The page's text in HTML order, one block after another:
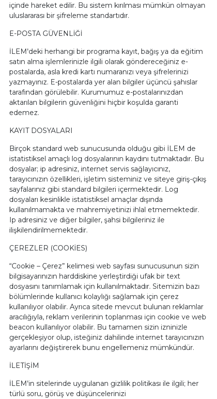
içinde hareket edilir. Bu sistem kırılması mümkün olmayan
uluslararası bir şifreleme standartıdır.
E-POSTA GÜVENLİĞİ
İLEM'deki herhangi bir programa kayıt, bağış ya da eğitim
satın alma işlemlerinizle ilgili olarak göndereceğiniz e-
postalarda, asla kredi kartı numaranızı veya şifrelerinizi
yazmayınız. E-postalarda yer alan bilgiler üçüncü şahıslar
tarafından görülebilir. Kurumumuz e-postalarınızdan
aktarılan bilgilerin güvenliğini hiçbir koşulda garanti
edemez.
KAYIT DOSYALARI
Birçok standard web sunucusunda olduğu gibi İLEM de
istatistiksel amaçlı log dosyalarının kaydını tutmaktadır. Bu
dosyalar; ip adresiniz, internet servis sağlayıcınız,
tarayıcınızın özellikleri, işletim sisteminiz ve siteye giriş-çıkış
sayfalarınız gibi standard bilgileri içermektedir. Log
dosyaları kesinlikle istatistiksel amaçlar dışında
kullanılmamakta ve mahremiyetinizi ihlal etmemektedir.
Ip adresiniz ve diğer bilgiler, şahsi bilgileriniz ile
ilişkilendirilmemektedir.
ÇEREZLER (COOKİES)
“Cookie – Çerez” kelimesi web sayfası sunucusunun sizin
bilgisayarınızın harddiskine yerleştirdiği ufak bir text
dosyasını tanımlamak için kullanılmaktadır. Sitemizin bazı
bölümlerinde kullanıcı kolaylığı sağlamak için çerez
kullanılıyor olabilir. Ayrıca sitede mevcut bulunan reklamlar
aracılığıyla, reklam verilerinin toplanması için cookie ve web
beacon kullanılıyor olabilir. Bu tamamen sizin izninizle
gerçekleşiyor olup, isteğiniz dahilinde internet tarayıcınızın
ayarlarını değiştirerek bunu engellemeniz mümkündür.
İLETİŞİM
İLEM'in sitelerinde uygulanan gizlilik politikası ile ilgili; her
türlü soru, görüş ve düşüncelerinizi